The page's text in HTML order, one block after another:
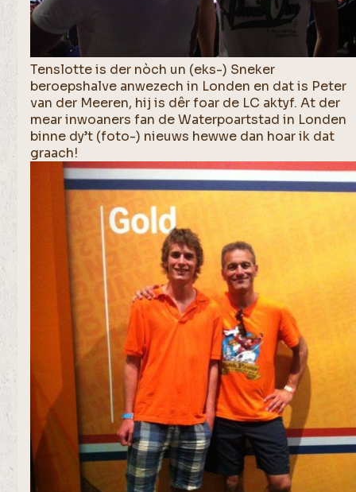
Tenslotte is der nòch un (eks-) Sneker
beroepshalve anwezech in Londen en dat is Peter
van der Meeren, hij is dêr foar de LC aktyf. At der
mear inwoaners fan de Waterpoartstad in Londen
binne dy’t (foto-) nieuws hewwe dan hoar ik dat
graach!